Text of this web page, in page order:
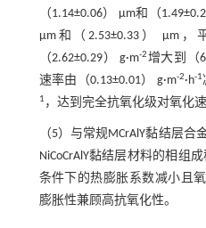
（1.14±0.06） μm和（
μm和（2.53±0.33） μm
（2.62±0.29） g·m-2增大到（
速率由（0.13±0.01） g·m-2·h-1
1 ，达到完全抗氧化级对氧化速
（5）与常规MCrAlY黏结层
NiCoCrAlY黏结层材料的相组
条件下的热膨胀系数减小且
膨胀性兼顾高抗氧化性。